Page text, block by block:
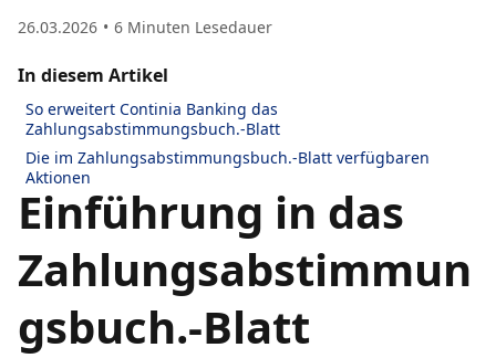
26.03.2026 6 Minuten Lesedauer
In diesem Artikel
So erweitert Continia Banking das
Zahlungsabstimmungsbuch.-Blatt
Die im Zahlungsabstimmungsbuch.-Blatt verfügbaren
Aktionen
Einführung in das
Zahlungsabstimmun
gsbuch.-Blatt